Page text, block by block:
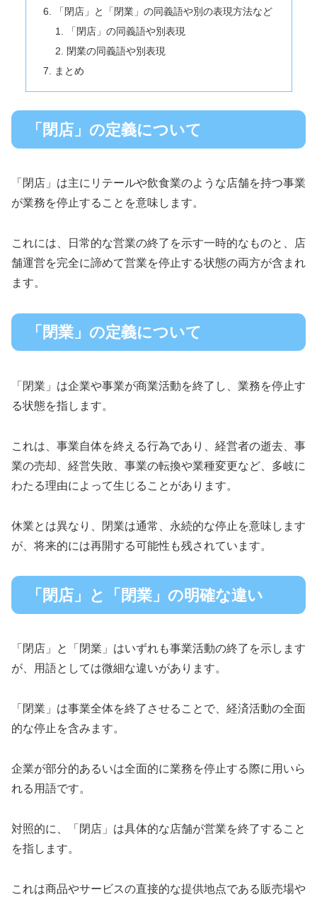
「閉店」と「閉業」の同義語や別の表現方法など
「閉店」の同義語や別表現
閉業の同義語や別表現
まとめ
「閉店」の定義について
「閉店」は主にリテールや飲食業のような店舗を持つ事業
が業務を停止することを意味します。
これには、日常的な営業の終了を示す一時的なものと、店
舗運営を完全に諦めて営業を停止する状態の両方が含まれ
ます。
「閉業」の定義について
「閉業」は企業や事業が商業活動を終了し、業務を停止す
る状態を指します。
これは、事業自体を終える行為であり、経営者の逝去、事
業の売却、経営失敗、事業の転換や業種変更など、多岐に
わたる理由によって生じることがあります。
休業とは異なり、閉業は通常、永続的な停止を意味します
が、将来的には再開する可能性も残されています。
「閉店」と「閉業」の明確な違い
「閉店」と「閉業」はいずれも事業活動の終了を示します
が、用語としては微細な違いがあります。
「閉業」は事業全体を終了させることで、経済活動の全面
的な停止を含みます。
企業が部分的あるいは全面的に業務を停止する際に用いら
れる用語です。
対照的に、「閉店」は具体的な店舗が営業を終了すること
を指します。
これは商品やサービスの直接的な提供地点である販売場や